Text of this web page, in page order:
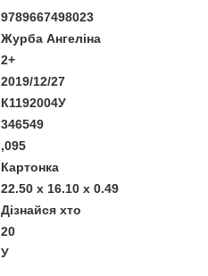
9789667498023
Журба Ангеліна
2+
2019/12/27
К1192004У
346549
,095
Картонка
22.50 x 16.10 x 0.49
Дізнайся хто
20
У